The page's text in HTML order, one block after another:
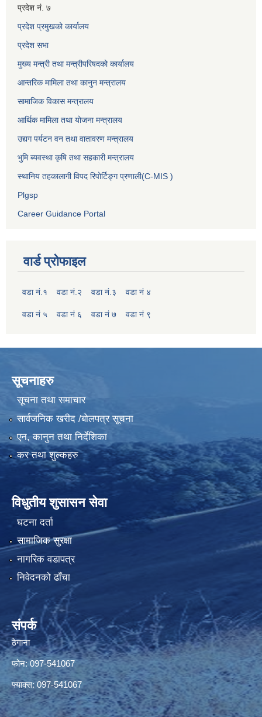
प्रदेश नं. ७
प्रदेश प्रमुखको कार्यालय
प्रदेश सभा
मुख्य मन्त्री तथा मन्त्रीपरिषदको कार्यालय
आन्तरिक मामिला तथा कानुन मन्त्रालय
सामाजिक विकास मन्त्रालय
आर्थिक मामिला तथा योजना मन्त्रालय
उद्यग पर्यटन वन तथा वातावरण मन्त्रालय
भुमि ब्यवस्था कृषि तथा सहकारी मन्त्रालय
स्थानिय तहकालागी विपद रिपोर्टिङ्ग प्रणाली(C-MIS )
Plgsp
Career Guidance Portal
वार्ड प्रोफाइल
वडा नं.१ वडा नं.२ वडा नं.३ वडा नं ४
वडा नं ५ वडा नं ६ वडा नं ७ वडा नं ९
सूचनाहरु
सूचना तथा समाचार
सार्वजनिक खरीद /बोलपत्र सूचना
एन, कानुन तथा निर्देशिका
कर तथा शुल्कहरु
विधुतीय शुसासन सेवा
घटना दर्ता
सामाजिक सुरक्षा
नागरिक वडापत्र
निवेदनको ढाँचा
संपर्क
ठेगाना
फोन: 097-541067
फ्याक्स: 097-541067